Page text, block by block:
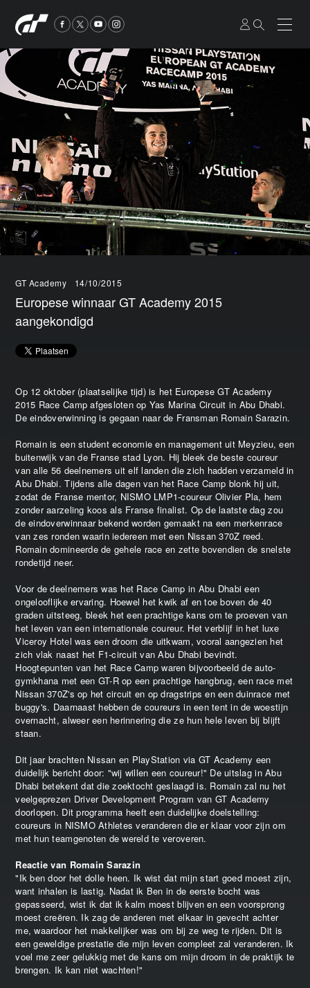
GT Academy 14/10/2015
Europese winnaar GT Academy 2015
aangekondigd
Op 12 oktober (plaatselijke tijd) is het Europese GT Academy
2015 Race Camp afgesloten op Yas Marina Circuit in Abu Dhabi.
De eindoverwinning is gegaan naar de Fransman Romain Sarazin.
Romain is een student economie en management uit Meyzieu, een
buitenwijk van de Franse stad Lyon. Hij bleek de beste coureur
van alle 56 deelnemers uit elf landen die zich hadden verzameld in
Abu Dhabi. Tijdens alle dagen van het Race Camp blonk hij uit,
zodat de Franse mentor, NISMO LMP1-coureur Olivier Pla, hem
zonder aarzeling koos als Franse finalist. Op de laatste dag zou
de eindoverwinnaar bekend worden gemaakt na een merkenrace
van zes ronden waarin iedereen met een Nissan 370Z reed.
Romain domineerde de gehele race en zette bovendien de snelste
rondetijd neer.
Voor de deelnemers was het Race Camp in Abu Dhabi een
ongelooflijke ervaring. Hoewel het kwik af en toe boven de 40
graden uitsteeg, bleek het een prachtige kans om te proeven van
het leven van een internationale coureur. Het verblijf in het luxe
Viceroy Hotel was een droom die uitkwam, vooral aangezien het
zich vlak naast het F1-circuit van Abu Dhabi bevindt.
Hoogtepunten van het Race Camp waren bijvoorbeeld de auto-
gymkhana met een GT-R op een prachtige hangbrug, een race met
Nissan 370Z's op het circuit en op dragstrips en een duinrace met
buggy's. Daarnaast hebben de coureurs in een tent in de woestijn
overnacht, alweer een herinnering die ze hun hele leven bij blijft
staan.
Dit jaar brachten Nissan en PlayStation via GT Academy een
duidelijk bericht door: "wij willen een coureur!" De uitslag in Abu
Dhabi betekent dat die zoektocht geslaagd is. Romain zal nu het
veelgeprezen Driver Development Program van GT Academy
doorlopen. Dit programma heeft een duidelijke doelstelling:
coureurs in NISMO Athletes veranderen die er klaar voor zijn om
met hun teamgenoten de wereld te veroveren.
Reactie van Romain Sarazin
"Ik ben door het dolle heen. Ik wist dat mijn start goed moest zijn,
want inhalen is lastig. Nadat ik Ben in de eerste bocht was
gepasseerd, wist ik dat ik kalm moest blijven en een voorsprong
moest creëren. Ik zag de anderen met elkaar in gevecht achter
me, waardoor het makkelijker was om bij ze weg te rijden. Dit is
een geweldige prestatie die mijn leven compleet zal veranderen. Ik
voel me zeer gelukkig met de kans om mijn droom in de praktijk te
brengen. Ik kan niet wachten!"